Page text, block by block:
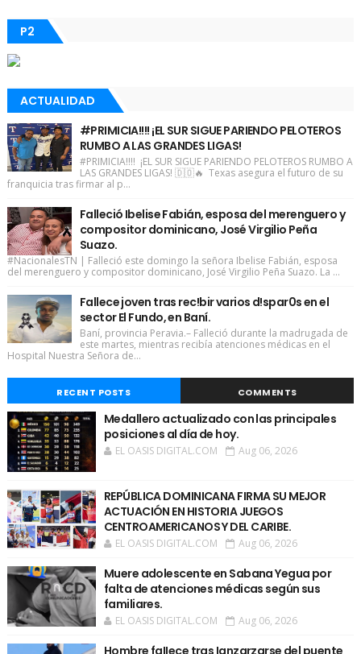
P2
ACTUALIDAD
#PRIMICIA!!!! ¡EL SUR SIGUE PARIENDO PELOTEROS
RUMBO A LAS GRANDES LIGAS!
#PRIMICIA!!!! ¡EL SUR SIGUE PARIENDO PELOTEROS RUMBO A
LAS GRANDES LIGAS! 🇩🇴🔥 Texas asegura el futuro de su
franquicia tras firmar al p...
Falleció Ibelise Fabián, esposa del merenguero y
compositor dominicano, José Virgilio Peña
Suazo.
#NacionalesTN | Falleció este domingo la señora Ibelise Fabián, esposa
del merenguero y compositor dominicano, José Virgilio Peña Suazo. La ...
Fallece joven tras rec!bir varios d!spar0s en el
sector El Fundo, en Baní.
Baní, provincia Peravia.– Falleció durante la madrugada de
este martes, mientras recibía atenciones médicas en el
Hospital Nuestra Señora de...
RECENT POSTS COMMENTS
Medallero actualizado con las principales
posiciones al día de hoy.
EL OASIS DIGITAL.COM Aug 06, 2026
REPÚBLICA DOMINICANA FIRMA SU MEJOR
ACTUACIÓN EN HISTORIA JUEGOS
CENTROAMERICANOS Y DEL CARIBE.
EL OASIS DIGITAL.COM Aug 06, 2026
Muere adolescente en Sabana Yegua por
falta de atenciones médicas según sus
familiares.
EL OASIS DIGITAL.COM Aug 06, 2026